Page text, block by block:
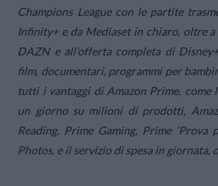
Champions League con le partite
Infinity+ e da Mediaset in chiaro, oltre
DAZN e all’offerta completa di
film, documentari, programmi per
tutti i vantaggi di Amazon Prime,
un giorno su milioni di prodotti,
Reading, Prime Gaming, Prime ‘Prova
Photos, e il servizio di spesa in giornata,